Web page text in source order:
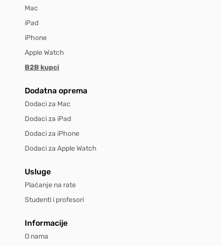
Mac
iPad
iPhone
Apple Watch
B2B kupci
Dodatna oprema
Dodaci za Mac
Dodaci za iPad
Dodaci za iPhone
Dodaci za Apple Watch
Usluge
Plaćanje na rate
Studenti i profesori
Informacije
O nama